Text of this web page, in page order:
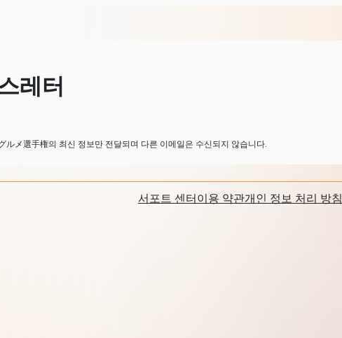
레터
メ選手権의 최신 정보만 전달되며 다른 이메일은 수신되지 않습니다.
서포트 센터이용 약관개인 정보 처리 방침